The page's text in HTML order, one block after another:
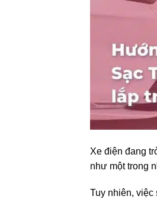
Xe điện đang
như một trong
Tuy nhiên,